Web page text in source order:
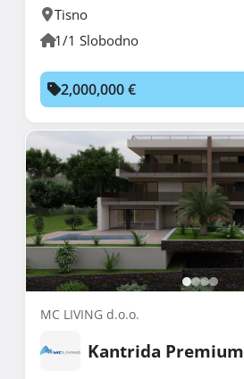
Tisno
1/1 Slobodno
2,000,000 €
MC LIVING d.o.o.
Kantrida Premium